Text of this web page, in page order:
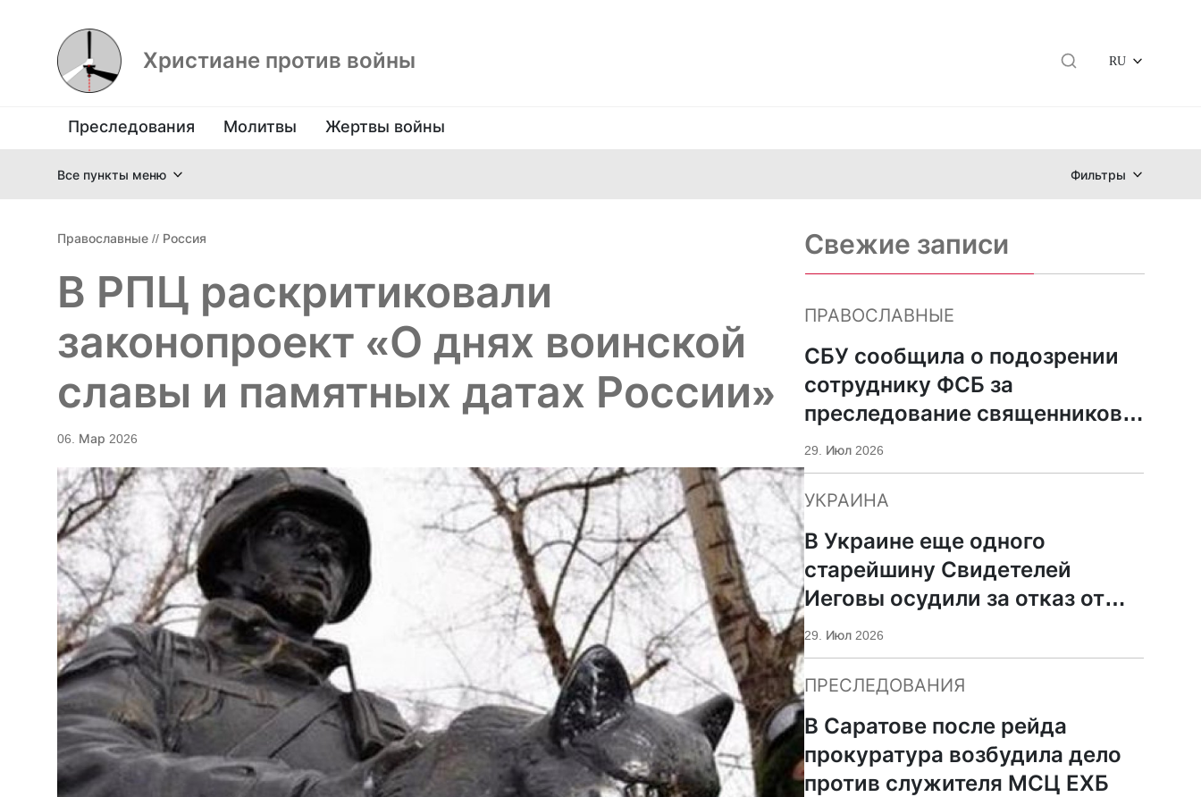
Христиане против войны RU
Преследования Молитвы Жертвы войны
Все пункты меню Фильтры
Православные // Россия
В РПЦ раскритиковали
законопроект «О днях воинской
славы и памятных датах России»
06. Мар 2026
Свежие записи
ПРАВОСЛАВНЫЕ
СБУ сообщила о подозрении
сотруднику ФСБ за
преследование священников
ПЦУ
29. Июл 2026
УКРАИНА
В Украине еще одного
старейшину Свидетелей
Иеговы осудили за отказ от
мобилизации
29. Июл 2026
ПРЕСЛЕДОВАНИЯ
В Саратове после рейда
прокуратура возбудила дело
против служителя МСЦ ЕХБ